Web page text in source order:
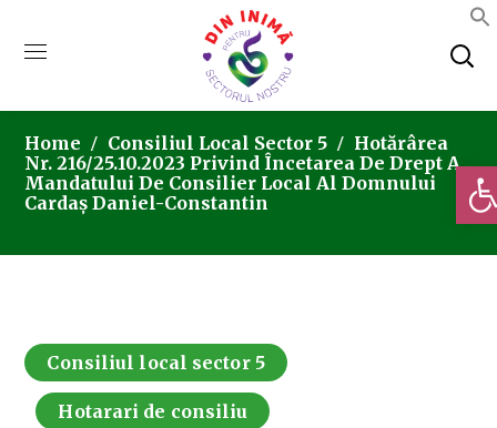
Home Consiliul Local Sector 5
Hotărârea
Nr. 216/25.10.2023 Privind Încetarea De Drept A
Mandatului De Consilier Local Al Domnului
Cardaș Daniel-Constantin
Consiliul local sector 5
Hotarari de consiliu